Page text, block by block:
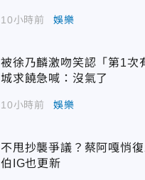
10小時前 娛樂
被徐乃麟激吻笑認「第1次
城求饒急喊：沒氣了
10小時前 娛樂
不甩抄襲爭議？蔡阿嘎悄
伯IG也更新